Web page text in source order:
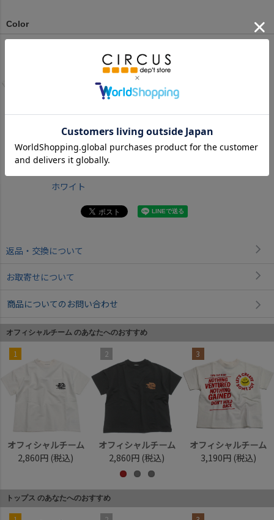
Color
ホワイト
返品・交換について
お取寄せについて
商品についてのお問い合わせ
オフィシャルチーム のあなたへのおすすめ
1
オフィシャルチーム
2,860円 (税込)
2
オフィシャルチーム
2,860円 (税込)
3
オフィシャルチーム
3,190円 (税込)
トップス のあなたへのおすすめ